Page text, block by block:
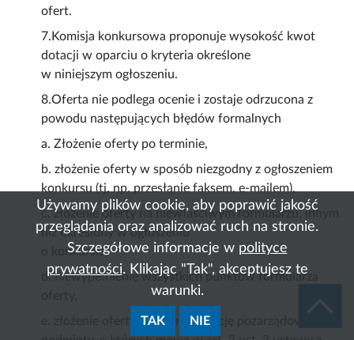
Używamy plików cookie, aby poprawić jakość
przeglądania oraz analizować ruch na stronie.
Szczegółowe informacje w polityce
prywatności. Klikając "Tak", akceptujesz te
warunki.
TAK NIE
ofert.
7.Komisja konkursowa proponuje wysokość kwot
dotacji w oparciu o kryteria określone
w niniejszym ogłoszeniu.
8.Oferta nie podlega ocenie i zostaje odrzucona z
powodu następujących błędów formalnych
a. Złożenie oferty po terminie,
b. złożenie oferty w sposób niezgodny z ogłoszeniem
konkursu (tj. np. przesłanie faksem, e-mailem),
c. złożenie oferty na niewłaściwym formularzu, innym
niż określony w ogłoszeniu
o konkursie,
d. niewypełnienie wszystkich punktów formularza
e. złożenie oferty przez organizację pozarządową lub